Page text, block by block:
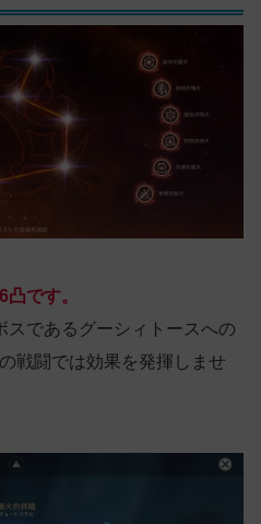
です。
スであるグーシィトースへの
戦闘では効果を発揮しませ